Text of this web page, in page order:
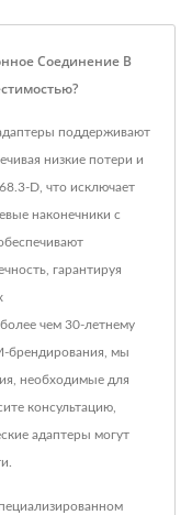
Соединение В
поддерживают
низкие потери и
D, что исключает
наконечники с
гарантируя
чем 30-летнему
брендирования, мы
необходимые для
консультацию,
адаптеры могут